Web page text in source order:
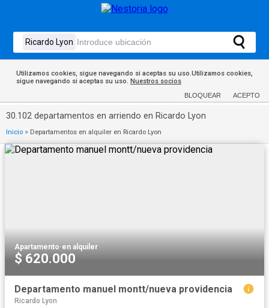
Utilizamos cookies, sigue navegando si aceptas su uso.Utilizamos cookies,
sigue navegando si aceptas su uso. Nuestros socios
BLOQUEAR ACEPTO
30.102 departamentos en arriendo en Ricardo Lyon
Inicio > Departamentos en alquiler en Ricardo Lyon
Apartamento·en alquiler
$ 620.000
Departamento manuel montt/nueva providencia
Ricardo Lyon